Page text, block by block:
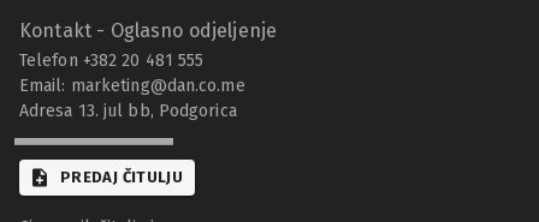
Kontakt - Oglasno odjeljenje
Telefon +382 20 481 555
Email: marketing@dan.co.me
Adresa 13. jul bb, Podgorica
PREDAJ ČITULJU